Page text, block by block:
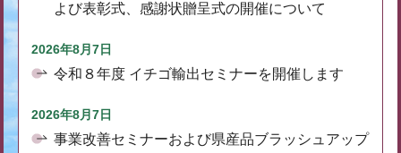
よび表彰式、感謝状贈呈式の開催について
2026年8月7日
令和８年度 イチゴ輸出セミナーを開催します
2026年8月7日
事業改善セミナーおよび県産品ブラッシュアップ